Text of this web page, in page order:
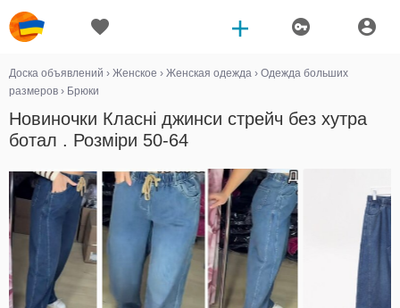
Доска объявлений › Женское › Женская одежда › Одежда больших
размеров › Брюки
Новиночки Класні джинси стрейч без хутра
ботал . Розміри 50-64